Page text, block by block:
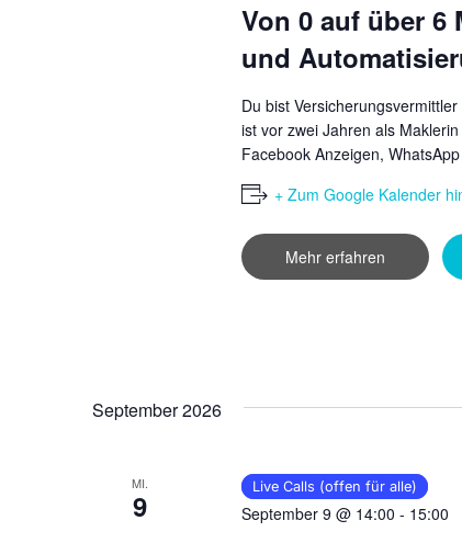
Von 0 auf über 6
und
Du bist
ist vor zwei Jahren als
Facebook Anzeigen,
+ Zum Google Kalender
Mehr erfahren
September 2026
MI.
9
Live Calls (offen für alle)
September 9 @ 14:00 - 15:00